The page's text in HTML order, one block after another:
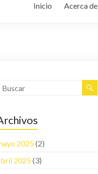
Inicio Acerca de
2025(2)
2025(3)